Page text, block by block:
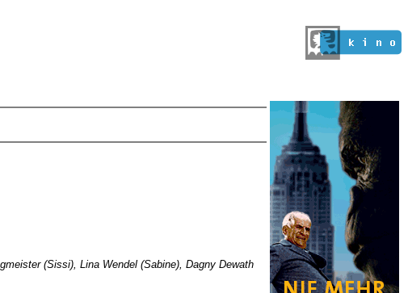
(Sissi), Lina Wendel (Sabine), Dagny Dewath